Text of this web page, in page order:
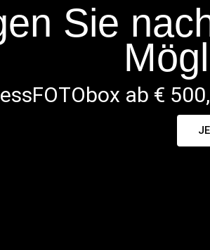
Sie
ab €